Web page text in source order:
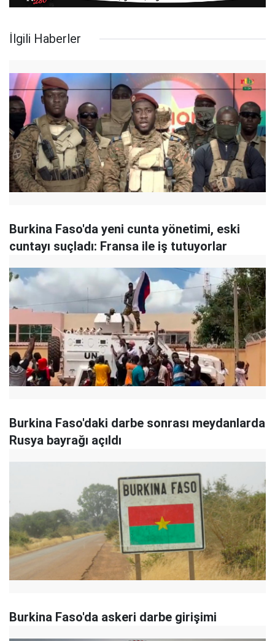
İlgili Haberler
Burkina Faso'da yeni cunta yönetimi, eski
cuntayı suçladı: Fransa ile iş tutuyorlar
Burkina Faso'daki darbe sonrası meydanlarda
Rusya bayrağı açıldı
Burkina Faso'da askeri darbe girişimi